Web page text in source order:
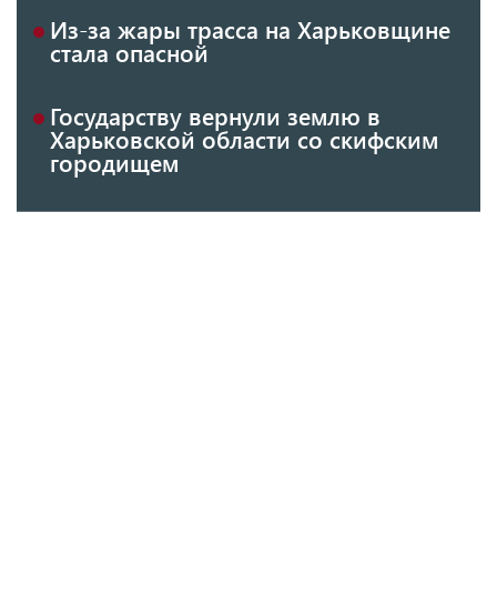
Из-за жары трасса на Харьковщине
стала опасной
Государству вернули землю в
Харьковской области со скифским
городищем